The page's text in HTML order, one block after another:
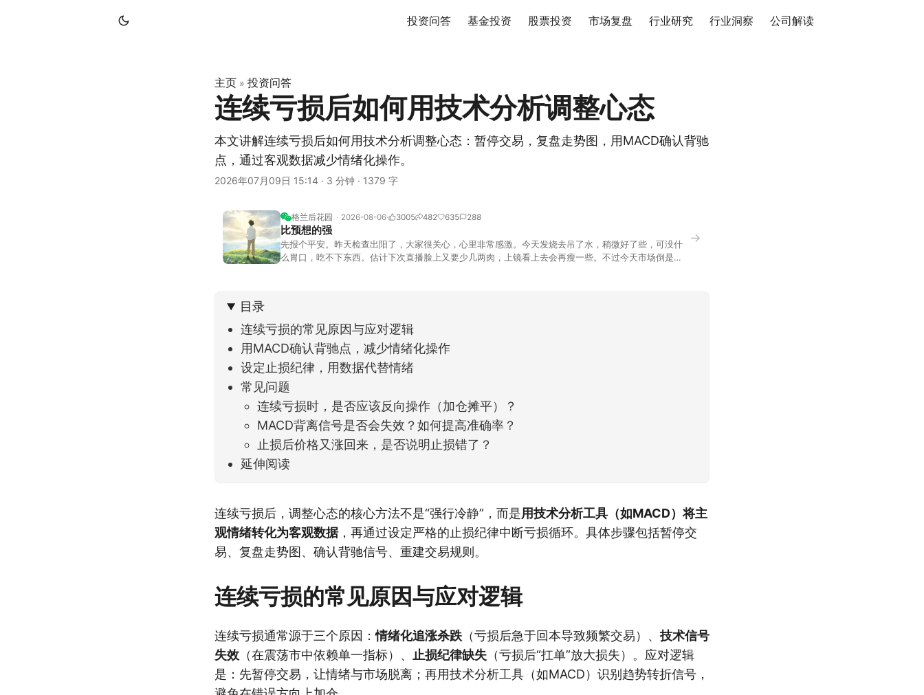
投资问答 基金投资 股票投资 市场复盘 行业研究 行业洞察 公司解读
主页 » 投资问答
连续亏损后如何用技术分析调整心态
本文讲解连续亏损后如何用技术分析调整心态：暂停交易，复盘走势图，用MACD确认背驰
点，通过客观数据减少情绪化操作。
2026年07月09日 15:14 · 3 分钟 · 1379 字
格兰后花园 2026-08-06 3005 482 635 288
比预想的强
先报个平安。昨天检查出阳了，大家很关心，心里非常感激。今天发烧去吊了水，稍微好了些，可没什
么胃口，吃不下东西。估计下次直播脸上又要少几两肉，上镜看上去会再瘦一些。不过今天市场倒是蛮
→
目录
连续亏损的常见原因与应对逻辑
用MACD确认背驰点，减少情绪化操作
设定止损纪律，用数据代替情绪
常见问题
连续亏损时，是否应该反向操作（加仓摊平）？
MACD背离信号是否会失效？如何提高准确率？
止损后价格又涨回来，是否说明止损错了？
延伸阅读
连续亏损后，调整心态的核心方法不是“强行冷静”，而是用技术分析工具（如MACD）将主
观情绪转化为客观数据，再通过设定严格的止损纪律中断亏损循环。具体步骤包括暂停交
易、复盘走势图、确认背驰信号、重建交易规则。
连续亏损的常见原因与应对逻辑
连续亏损通常源于三个原因：情绪化追涨杀跌 （亏损后急于回本导致频繁交易）、技术信号
失效 （在震荡市中依赖单一指标）、 止损纪律缺失 （亏损后“扛单”放大损失）。应对逻辑
是：先暂停交易，让情绪与市场脱离；再用技术分析工具（如MACD）识别趋势转折信号，